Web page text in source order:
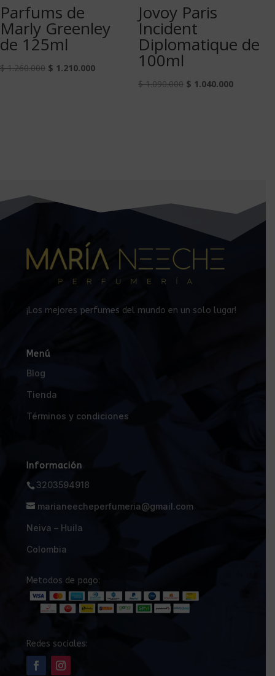
Parfums de
Marly Greenley
de 125ml
$1.260.000 $ 1.210.000
Jovoy Paris
Incident
Diplomatique de
100ml
$1.090.000 $ 1.040.000
¡Los mejores perfumes del mundo en un solo lugar!
Menú
Blog
Tienda
Términos y condiciones
Información
3203594918
marianeecheperfumeria@gmail.com
Neiva – Huila
Colombia
Metodos de pago:
Redes sociales: